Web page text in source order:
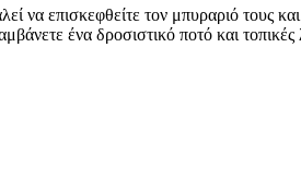
να επισκεφθείτε τον μπυραριό τους
ένα δροσιστικό ποτό και τοπικές